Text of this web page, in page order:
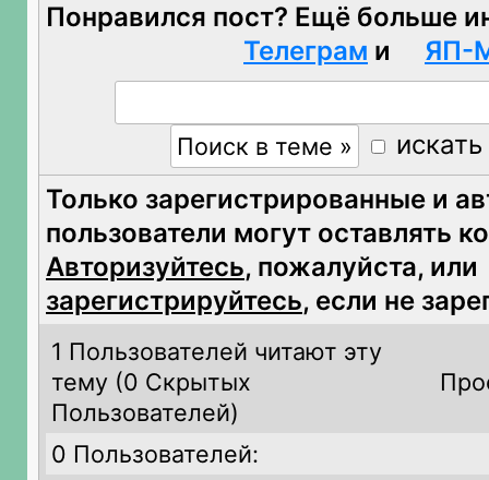
Понравился пост? Ещё больше
Телеграм и ЯП-
Только зарегистрированные и
пользователи могут оставлять
Авторизуйтесь, пожалуйста, или
зарегистрируйтесь, если не
1 Пользователей читают эту
тему (0 Скрытых
Пользователей)
0 Пользователей: